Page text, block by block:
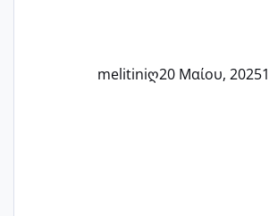
melitiniღ20 Μαίου, 2025